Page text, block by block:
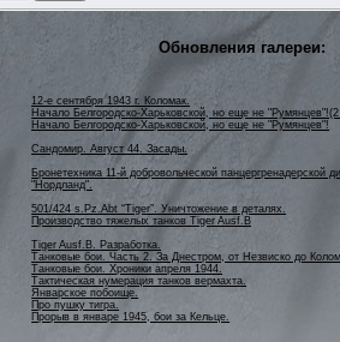
Обновления галереи:
12-е сентября 1943 г. Коломак.
Начало Белгородско-Харьковской, но еще не "Румянцев"!(2
Начало Белгородско-Харьковской, но еще не "Румянцев"!
Сандомир. Август 44. Засады.
Бронетехника 11-й добровольческой панцергренадерской
"Нордланд".
501/424 s.Pz.Abt “Tiger”. Уничтожение в деталях.
Производство тяжелых танков Tiger Ausf.B
Tiger Ausf.B. Разработка.
Танковые бои. Часть 2. За Днестром, от Незвиско до
Танковые бои. Хроники апреля 1944.
Тактическая нумерация танков вермахта.
Январское побоище.
Про пушку тигра.
Прорыв в январе 1945, бои за Кельце.